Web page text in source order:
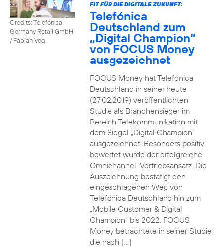
Credits: Telefónica
Germany Retail GmbH
/ Fabian Vogl
FIT FÜR DIE DIGITALE ZUKUNFT:
Telefónica
Deutschland zum
„Digital Champion“
von FOCUS Money
ausgezeichnet
FOCUS Money hat Telefónica
Deutschland in seiner heute
(27.02.2019) veröffentlichten
Studie als Branchensieger im
Bereich Telekommunikation mit
dem Siegel „Digital Champion“
ausgezeichnet. Besonders positiv
bewertet wurde der erfolgreiche
Omnichannel-Vertriebsansatz. Die
Auszeichnung bestätigt den
eingeschlagenen Weg von
Telefónica Deutschland hin zum
„Mobile Customer & Digital
Champion“ bis 2022. FOCUS
Money betrachtete in seiner Studie
die nach […]